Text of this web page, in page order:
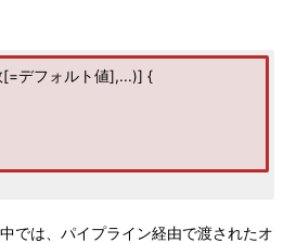
デフォルト値],...)] {
では、パイプライン経由で渡されたオ